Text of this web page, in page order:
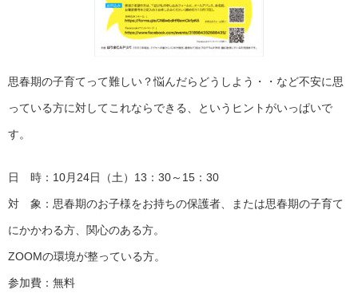
思春期の子育てって難しい？悩んだらどうしよう・・など不安に思
っている方に対してこれならできる、というヒントがいっぱいで
す。
日 時：10月24日（土）13：30～15：30
対 象：思春期のお子様をお持ちの保護者、または思春期の子育て
にかかわる方、関心のある方。
ZOOMの環境が整っている方。
参加費：無料